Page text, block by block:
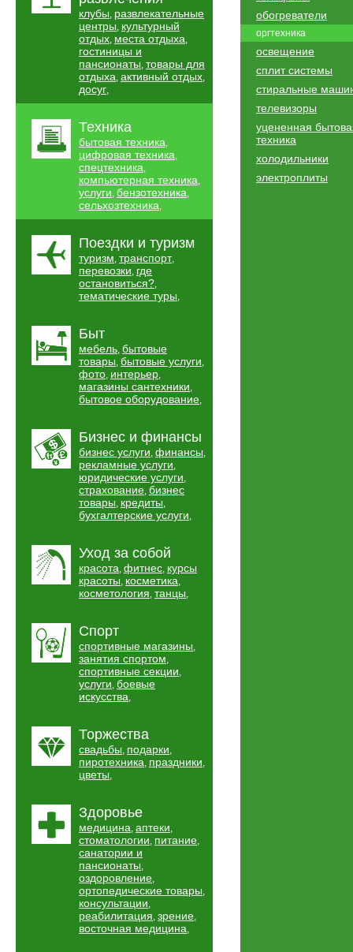
клубы, развлекательные
центры, культурный
отдых, места отдыха,
гостиницы и
пансионаты, товары для
отдыха, активный отдых,
досуг,
Техника
бытовая техника,
цифровая техника,
спецтехника,
компьютерная техника,
услуги, бензотехника,
сельхозтехника,
Поездки и туризм
туризм, транспорт,
перевозки, где
остановиться?,
тематические туры,
Быт
мебель, бытовые
товары, бытовые услуги,
фото, интерьер,
магазины сантехники,
бытовое оборудование,
Бизнес и финансы
бизнес услуги, финансы,
рекламные услуги,
юридические услуги,
страхование, бизнес
товары, кредиты,
бухгалтерские услуги,
Уход за собой
красота, фитнес, курсы
красоты, косметика,
косметология, танцы,
Спорт
спортивные магазины,
занятия спортом,
спортивные секции,
услуги, боевые
искусства,
Торжества
свадьбы, подарки,
пиротехника, праздники,
цветы,
Здоровье
медицина, аптеки,
стоматологии, питание,
санатории и
пансионаты,
оздоровление,
ортопедические товары,
консультации,
реабилитация, зрение,
восточная медицина,
обогреватели
оргтехника
освещение
сплит системы
стиральные
телевизоры
уцененная
техника
холодильники
электроплиты